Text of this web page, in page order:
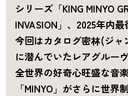
シリーズ「KING MINYO
INVASION」、2025年内
今回はカタログ密林(ジャ
に潜んでいたレアグルー
全世界の好奇心旺盛な音
「MINYO」がさらに世界